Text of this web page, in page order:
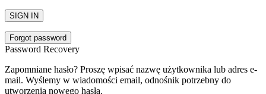
SIGN IN
Forgot password
Password Recovery
Zapomniane hasło? Proszę wpisać nazwę użytkownika lub adres e-
mail. Wyślemy w wiadomości email, odnośnik potrzebny do
utworzenia nowego hasła.